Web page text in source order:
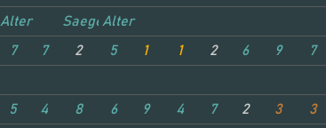
Alter SaegerAlter
7 7 2 5 1 1 2 6 9 7
5 4 8 6 9 4 7 2 3 3